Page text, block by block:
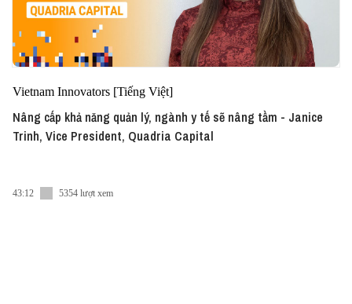
Vietnam Innovators [Tiếng Việt]
Nâng cấp khả năng quản lý, ngành y tế sẽ nâng tầm - Janice
Trinh, Vice President, Quadria Capital
43:12 5354 lượt xem